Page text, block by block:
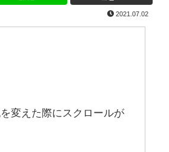
2021.07.02
変えた際にスクロールが